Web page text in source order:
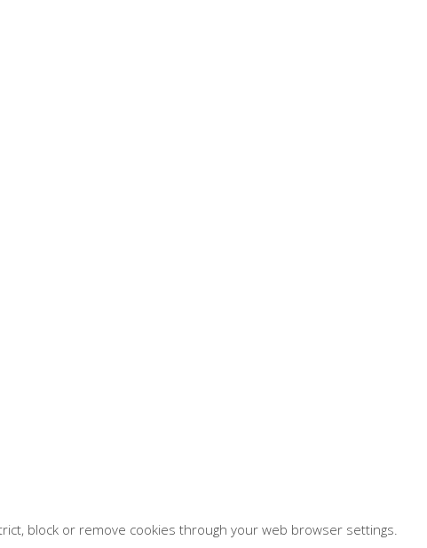
block or remove cookies through your web browser settings.